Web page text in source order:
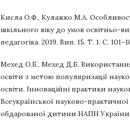
Кисла О.Ф., Кулажко М.А.
шкільного віку до умов освітньо-
педагогіка. 2019. Вип. 15. Т. 1. С.
Мехед О.Б., Мехед Д.Б.
освіти з метою популяризації
освіти. Інноваційні практики
Всеукраїнської науково-
обдарованої дитини НАПН України,